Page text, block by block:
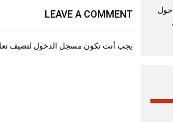
LEAVE A COMMENT
يجب أنت تكون مسجل الدخول لتضيف
الحوار حول